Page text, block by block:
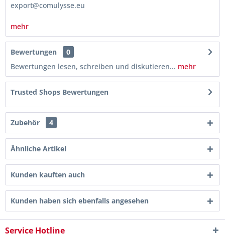
export@comulysse.eu
mehr
Bewertungen
0
Bewertungen lesen, schreiben und diskutieren... mehr
Trusted Shops Bewertungen
Zubehör 4
Ähnliche Artikel
Kunden kauften auch
Kunden haben sich ebenfalls angesehen
Service Hotline